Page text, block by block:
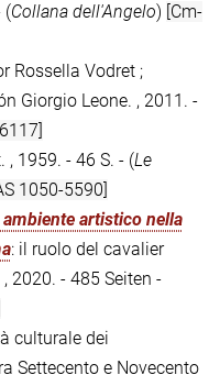
(Collana dell'Angelo) [Cm-
Rossella Vodret ;
Giorgio Leone. , 2011. -
, 1959. - 46 S. - (Le
1050-5590]
artistico nella
: il ruolo del cavalier
2020. - 485 Seiten -
culturale dei
Settecento e Novecento